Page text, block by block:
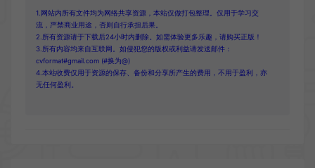
1.网站内所有文件均为网络共享资源，本站仅做打包整理。仅用于学习交
流，严禁商业用途，否则自行承担后果。
2.所有资源请于下载后24小时内删除。如需体验更多乐趣，请购买正版！
3.所有内容均来自互联网。如侵犯您的版权或利益请发送邮件：
cvformat#gmail.com (#换为@)
4.本站收费仅用于资源的保存、备份和分享所产生的费用，不用于盈利，亦
无任何盈利。